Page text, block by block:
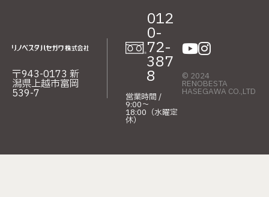
〒943-0173 新
潟県上越市富岡
539-7
012
0-
72-
387
8
営業時間 /
9:00〜
18:00（水曜定
休）
© 2024
RENOBESTA
HASEGAWA CO.,LTD